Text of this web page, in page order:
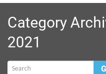
Category
2021